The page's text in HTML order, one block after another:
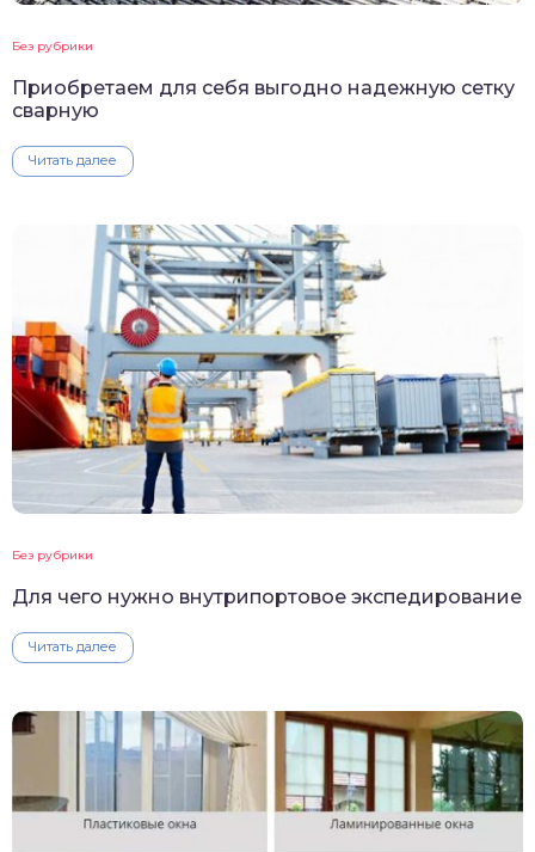
Без рубрики
Приобретаем для себя выгодно надежную сетку
сварную
Читать далее
Без рубрики
Для чего нужно внутрипортовое экспедирование
Читать далее